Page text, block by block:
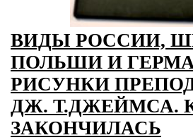
ВИДЫ РОССИИ,
ПОЛЬШИ И
РИСУНКИ
ДЖ. Т.ДЖЕЙМСА.
ЗАКОНЧИЛАСЬ